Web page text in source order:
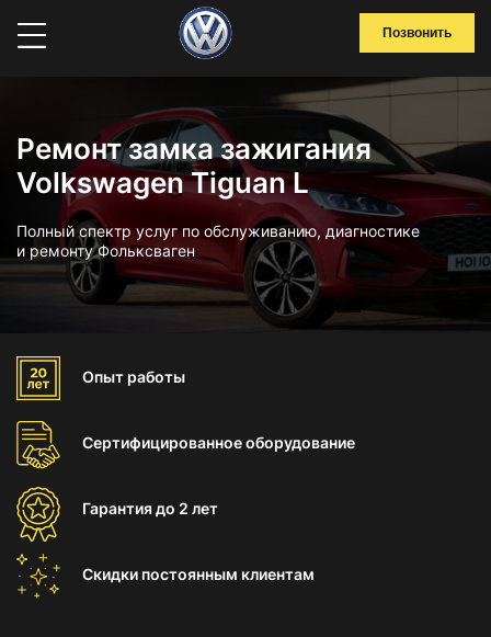
Позвонить
Ремонт замка зажигания
Volkswagen Tiguan L
Полный спектр услуг по обслуживанию, диагностике
и ремонту Фольксваген
Опыт работы
Сертифицированноеоборудование
Гарантиядо 2 лет
Скидки постоянным клиентам